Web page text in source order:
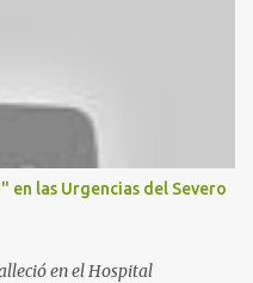
entre el estadio y Plaza
entre Leganés y
Hispanidad, situado frente a
Chile, 1, y junto al
en las Urgencias del Severo
en el Hospital